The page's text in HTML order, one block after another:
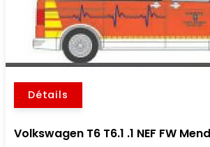
Détails
Volkswagen T6 T6.1 .1 NEF FW